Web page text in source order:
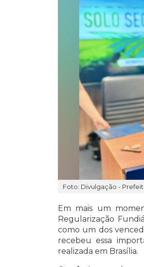
Foto: Divulgação -
Em mais um
Regularização
como um dos
recebeu essa
realizada em Brasília.